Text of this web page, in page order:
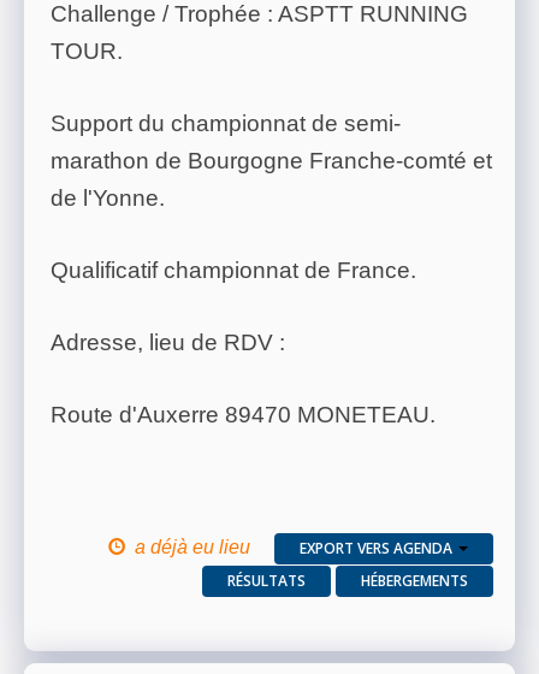
Challenge / Trophée : ASPTT RUNNING
TOUR.
Support du championnat de semi-
marathon de Bourgogne Franche-comté et
de l'Yonne.
Qualificatif championnat de France.
Adresse, lieu de RDV :
Route d'Auxerre 89470 MONETEAU.
a déjà eu lieu
EXPORT VERS AGENDA
RÉSULTATS
HÉBERGEMENTS